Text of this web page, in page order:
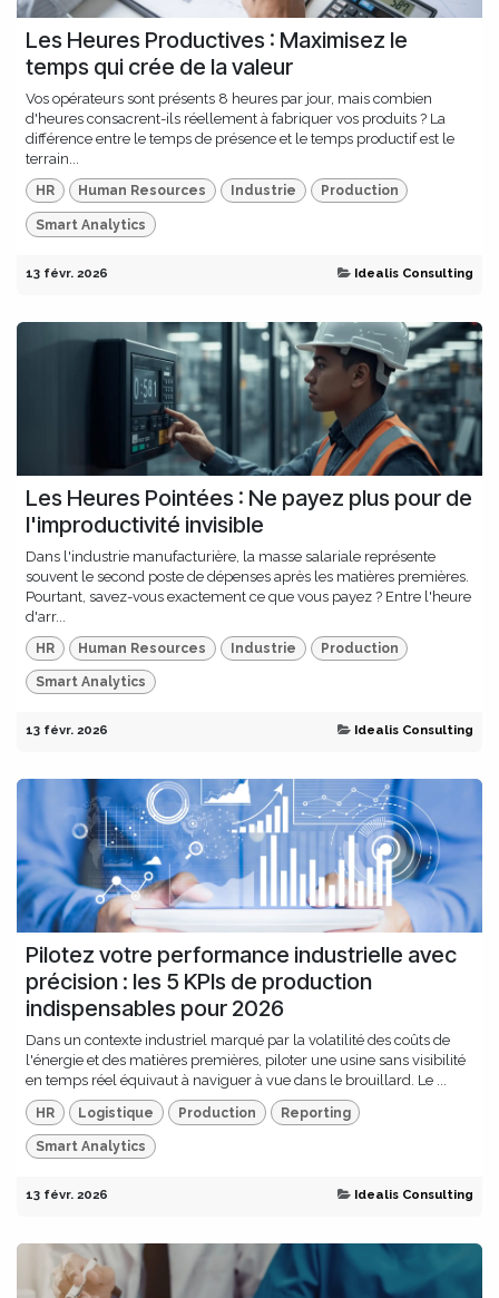
Les Heures Productives : Maximisez le
temps qui crée de la valeur
Vos opérateurs sont présents 8 heures par jour, mais combien
d'heures consacrent-ils réellement à fabriquer vos produits ? La
différence entre le temps de présence et le temps productif est le
terrain...
HR Human Resources Industrie Production
Smart Analytics
13 févr. 2026 Idealis Consulting
Les Heures Pointées : Ne payez plus pour de
l'improductivité invisible
Dans l'industrie manufacturière, la masse salariale représente
souvent le second poste de dépenses après les matières premières.
Pourtant, savez-vous exactement ce que vous payez ? Entre l'heure
d'arr...
HR Human Resources Industrie Production
Smart Analytics
13 févr. 2026 Idealis Consulting
Pilotez votre performance industrielle avec
précision : les 5 KPIs de production
indispensables pour 2026
Dans un contexte industriel marqué par la volatilité des coûts de
l'énergie et des matières premières, piloter une usine sans visibilité
en temps réel équivaut à naviguer à vue dans le brouillard. Le ...
HR Logistique Production Reporting
Smart Analytics
13 févr. 2026 Idealis Consulting